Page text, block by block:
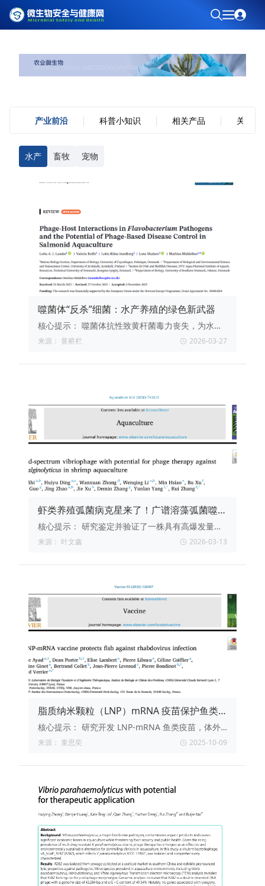
产业前沿 科普小知识 相关产品 关于我
水产 畜牧 宠物
噬菌体“反杀”细菌：水产养殖的绿色新武器
核心提示： 噬菌体抗性致黄杆菌毒力丧失，为水产
养殖绿色防控提供新策略，但规模化应用仍面临挑
来源： 黄桥栏 2026-03-27
虾类养殖弧菌病克星来了！广谱溶藻弧菌噬菌
体为水产养殖抗菌提供新方案
核心提示： 研究鉴定并验证了一株具有高爆发量、
广谱宿主范围及强环境稳定性的烈性噬菌体R12Z，
率，为水产养殖中溶藻弧菌病的绿色防控提供了高
来源： 叶文鑫 2026-03-13
脂质纳米颗粒（LNP）mRNA 疫苗保护鱼类
免受弹状病毒感染
核心提示： 研究开发 LNP-mRNA 鱼类疫苗，体外
高效递送 mRNA 至鱼类细胞且低毒；成年斑马鱼肌
VHSV 糖蛋白的 LNP-mRNA 疫苗，诱导虹鳟产生中
产 mRNA 疫苗奠基。
来源： 童思奕 2025-10-09